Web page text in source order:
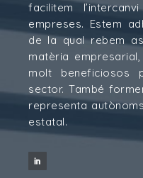
facilitem
empreses. Estem
de la qual rebem
matèria
molt beneficiosos
sector. També
representa
estatal.